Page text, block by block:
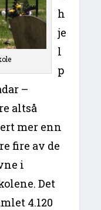
h
je
l
p
–
altså
mer enn
fire av de
i
Det
4.120